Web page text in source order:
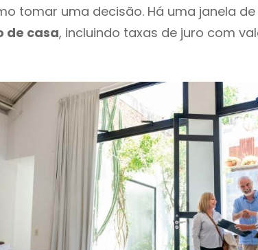
tomar uma decisão. Há uma janela
de casa, incluindo taxas de juro com